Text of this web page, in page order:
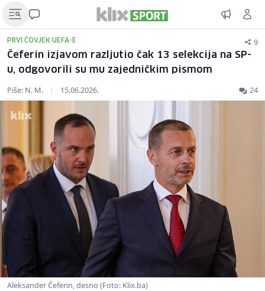
PRVI ČOVJEK UEFA-E 9
Čeferin izjavom razljutio čak 13 selekcija na SP-
u, odgovorili su mu zajedničkim pismom
Piše: N. M. | 15.06.2026. 24
Aleksander Čeferin, desno (Foto: Klix.ba)